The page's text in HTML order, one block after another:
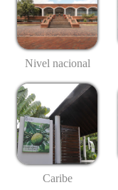
Nivel nacional
Caribe